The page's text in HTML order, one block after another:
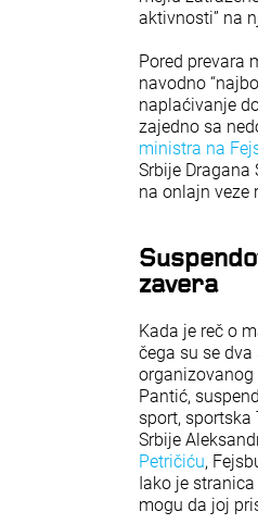
aktivnosti” na
Pored prevara
navodno
naplaćivanje
zajedno sa
ministra na
Srbije Dragana
na onlajn veze
zavera
Kada je reč o
čega su se
Pantić,
sport, sportska
Srbije
Petričiću,
Iako je
mogu da joj